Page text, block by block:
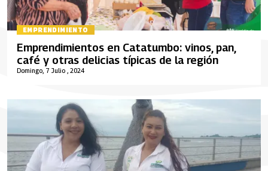
EMPRENDIMIENTO
Domingo, 7 Julio , 2024
Emprendimientos en Catatumbo: vinos, pan,
café y otras delicias típicas de la región